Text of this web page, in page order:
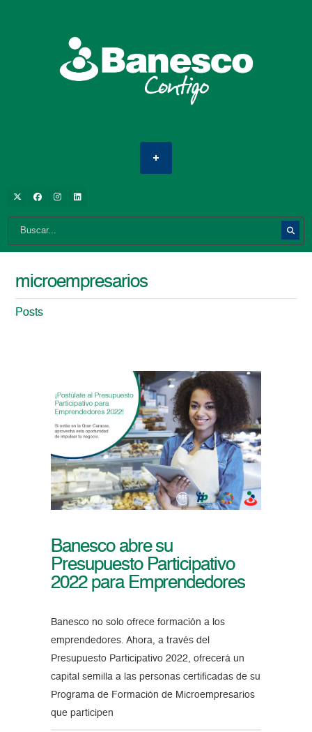
microempresarios
Posts
Banesco abre su
Presupuesto Participativo
2022 para Emprendedores
Banesco no solo ofrece formación a los
emprendedores. Ahora, a través del
Presupuesto Participativo 2022, ofrecerá un
capital semilla a las personas certificadas de su
Programa de Formación de Microempresarios
que participen